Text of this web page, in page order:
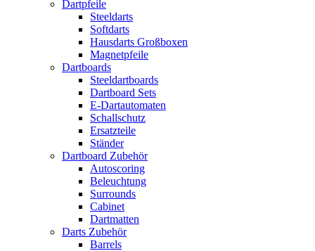
Dartpfeile
Steeldarts
Softdarts
Hausdarts Großboxen
Magnetpfeile
Dartboards
Steeldartboards
Dartboard Sets
E-Dartautomaten
Schallschutz
Ersatzteile
Ständer
Dartboard Zubehör
Autoscoring
Beleuchtung
Surrounds
Cabinet
Dartmatten
Darts Zubehör
Barrels